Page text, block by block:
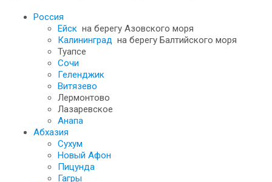
Россия
Ейск на берегу Азовского моря
Калининград на берегу Балтийского моря
Туапсе
Сочи
Геленджик
Витязево
Лермонтово
Лазаревское
Анапа
Абхазия
Сухум
Новый Афон
Пицунда
Гагры